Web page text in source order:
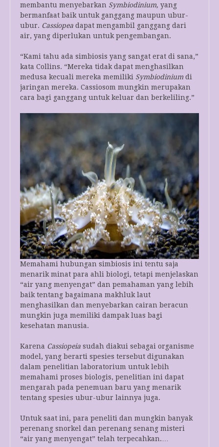
membantu menyebarkan Symbiodinium, yang
bermanfaat baik untuk ganggang maupun ubur-
ubur. Cassiopea dapat mengambil ganggang dari
air, yang diperlukan untuk pengembangan.
“Kami tahu ada simbiosis yang sangat erat di sana,”
kata Collins. “Mereka tidak dapat menghasilkan
medusa kecuali mereka memiliki Symbiodinium di
jaringan mereka. Cassiosom mungkin merupakan
cara bagi ganggang untuk keluar dan berkeliling.”
Memahami hubungan simbiosis ini tentu saja
menarik minat para ahli biologi, tetapi menjelaskan
“air yang menyengat” dan pemahaman yang lebih
baik tentang bagaimana makhluk laut
menghasilkan dan menyebarkan cairan beracun
mungkin juga memiliki dampak luas bagi
kesehatan manusia.
Karena Cassiopeia sudah diakui sebagai organisme
model, yang berarti spesies tersebut digunakan
dalam penelitian laboratorium untuk lebih
memahami proses biologis, penelitian ini dapat
mengarah pada penemuan baru yang menarik
tentang spesies ubur-ubur lainnya juga.
Untuk saat ini, para peneliti dan mungkin banyak
perenang snorkel dan perenang senang misteri
“air yang menyengat” telah terpecahkan.…